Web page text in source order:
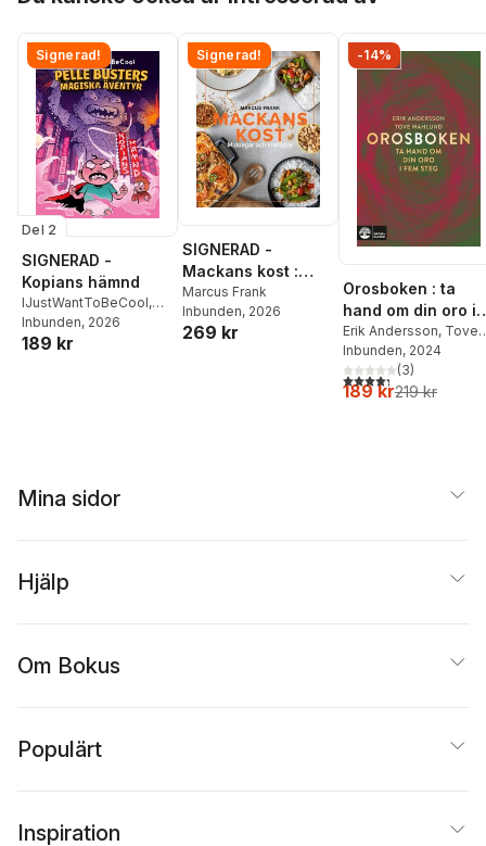
Signerad!
Del 2
SIGNERAD -
Kopians hämnd
IJustWantToBeCool,
Joel Adolphson
Ejdemo Beer
Inbunden, 2026
189 kr
Signerad!
SIGNERAD -
Mackans kost :
Middagar och
matlådor
Marcus Frank
Inbunden, 2026
269 kr
-14%
Orosboken : ta
hand om din oro i
fem steg
Erik Andersson, Tove
Wahlund
Inbunden, 2024
4,3utav 5 stjärnor.
(3)
189 kr219 kr
Mina sidor
Hjälp
Om Bokus
Populärt
Inspiration